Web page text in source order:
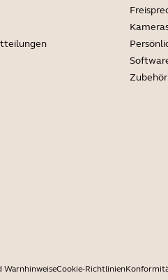
Zubehör
WarnhinweiseCookie-Richtlinien